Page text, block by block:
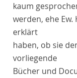
kaum
werden, ehe
erklärt
haben, ob sie
vorliegende
Bücher und